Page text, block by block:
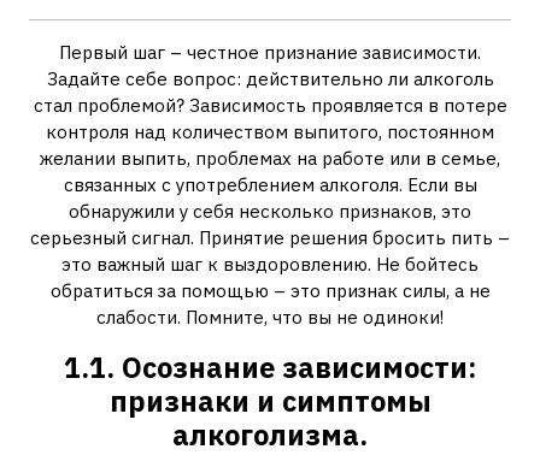
Первый шаг – честное признание зависимости.
Задайте себе вопрос: действительно ли алкоголь
стал проблемой? Зависимость проявляется в потере
контроля над количеством выпитого, постоянном
желании выпить, проблемах на работе или в семье,
связанных с употреблением алкоголя. Если вы
обнаружили у себя несколько признаков, это
серьезный сигнал. Принятие решения бросить пить –
это важный шаг к выздоровлению. Не бойтесь
обратиться за помощью – это признак силы, а не
слабости. Помните, что вы не одиноки!
1.1. Осознание зависимости:
признаки и симптомы
алкоголизма.